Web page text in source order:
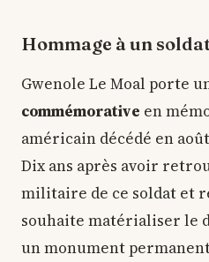
Hommage à un
Gwenole Le Moal porte
commémorative en
américain décédé en
Dix ans après avoir
militaire de ce soldat et
souhaite matérialiser le
un monument